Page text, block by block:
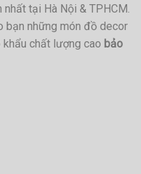
tại Hà Nội & TPHCM.
bạn những món đồ decor
chất lượng cao bảo